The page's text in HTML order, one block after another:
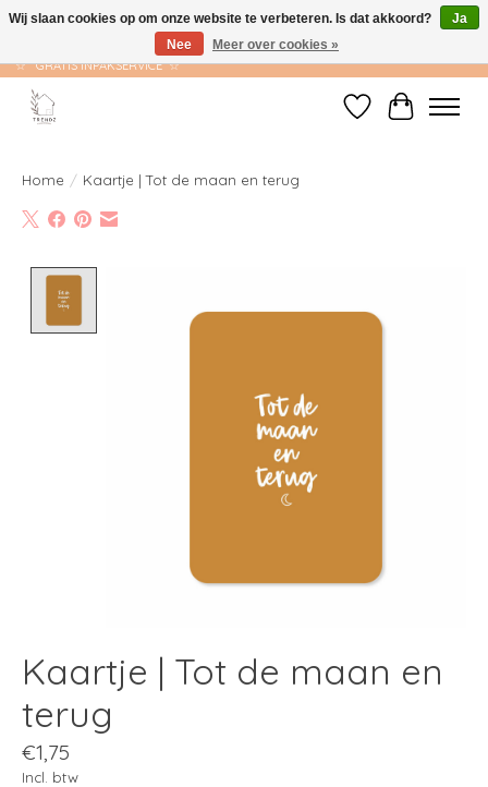
☆ GRATIS VERZENDING VANAF €75 ☆ VERZONDEN BINNEN 1-2 WERKDAGEN
☆ GRATIS INPAKSERVICE ☆
Verlanglijst
Home / Kaartje | Tot de maan en terug
Kaartje | Tot de maan en
terug
€1,75
Incl. btw
Wij slaan cookies op om onze website te verbeteren. Is dat akkoord?
Ja
Nee
Meer over cookies »